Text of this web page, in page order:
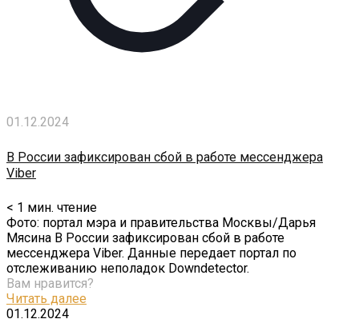
01.12.2024
В России зафиксирован сбой в работе мессенджера
Viber
< 1 мин. чтение
Фото: портал мэра и правительства Москвы/Дарья
Мясина В России зафиксирован сбой в работе
мессенджера Viber. Данные передает портал по
отслеживанию неполадок Downdetector.
Вам нравится?
Читать далее
01.12.2024